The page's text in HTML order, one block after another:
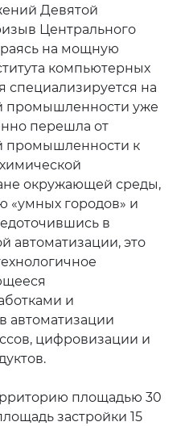
Девятой
Центрального
на мощную
компьютерных
на
промышленности уже
перешла от
промышленности к
окружающей среды,
«умных городов» и
в
автоматизации, это
и
автоматизации
цифровизации и
площадью 30
застройки 15